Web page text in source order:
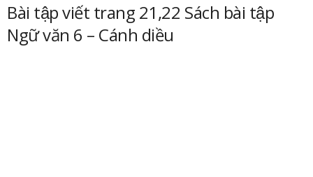
Bài tập viết trang 21,22 Sách bài tập
Ngữ văn 6 – Cánh diều